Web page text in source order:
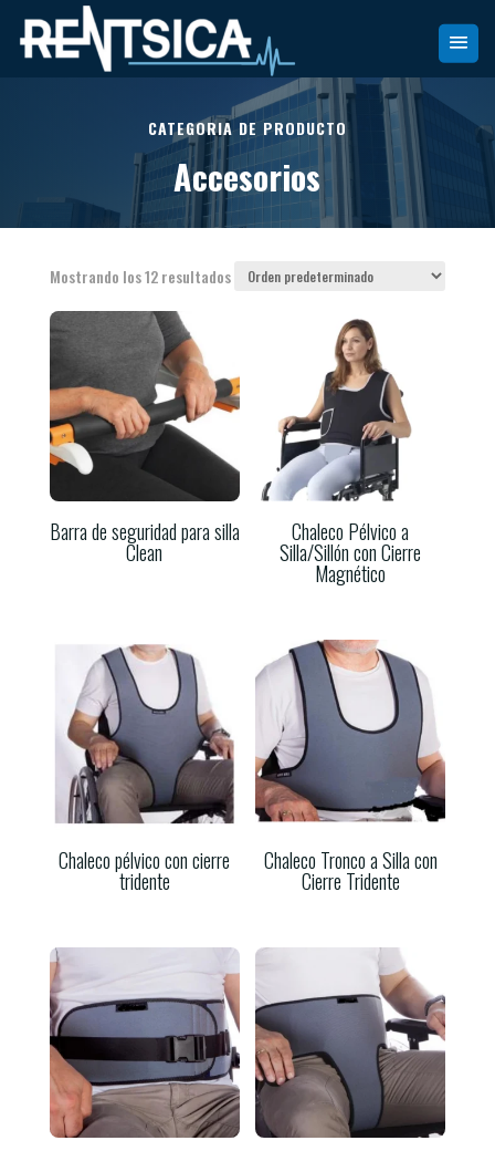
CATEGORIA DE PRODUCTO
Accesorios
Mostrando los 12 resultados
Barra de seguridad para silla
Clean
Chaleco Pélvico a
Silla/Sillón con Cierre
Magnético
Chaleco pélvico con cierre
tridente
Chaleco Tronco a Silla con
Cierre Tridente